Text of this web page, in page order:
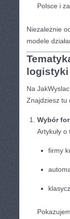
Polsce i
Niezależnie
modele
logistyki
Na
Znajdziesz tu
Wybór
Artykuły
firmy